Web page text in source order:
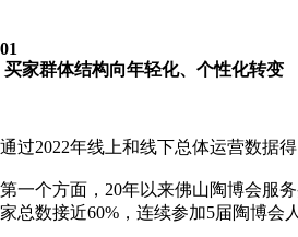
01
买家群体结构向年轻化、个性化转变
通过2022年线上和线下总体运营数据
第一个方面，20年以来佛山陶博会服
家总数接近60%，连续参加5届陶博会